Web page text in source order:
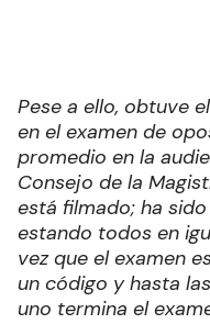
Pese a ello, obtuve
en el examen de
promedio en la
Consejo de la
está filmado; ha
estando todos en
vez que el examen
un código y hasta
uno termina el